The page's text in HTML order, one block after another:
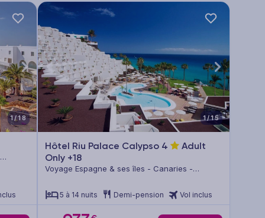
1/18 1/15
Hôtel Riu Palace Calypso 4
Adult
Only +18
Voyage Espagne & ses îles - Canaries -
5 à 14 nuits Demi-pension Vol inclus